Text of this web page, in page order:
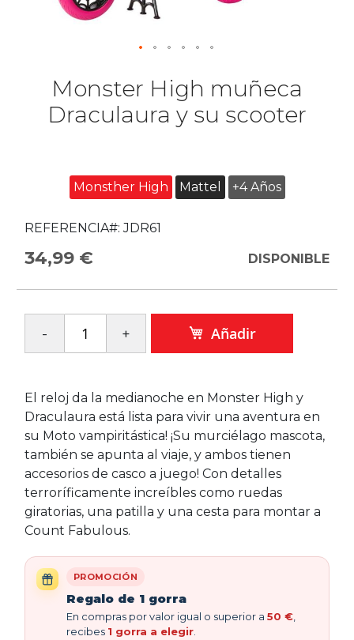
Monster High muñeca
Draculaura y su scooter
Monsther High Mattel +4 Años
REFERENCIA#: JDR61
34,99 € DISPONIBLE
Añadir
El reloj da la medianoche en Monster High y
Draculaura está lista para vivir una aventura en
su Moto vampiritástica! ¡Su murciélago mascota,
también se apunta al viaje, y ambos tienen
accesorios de casco a juego! Con detalles
terroríficamente increíbles como ruedas
giratorias, una patilla y una cesta para montar a
Count Fabulous.
PROMOCIÓN
Regalo de 1 gorra
En compras por valor igual o superior a 50 €
recibes 1 gorra a elegir